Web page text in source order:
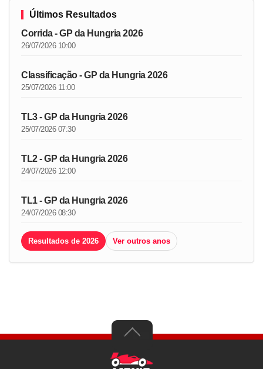
Últimos Resultados
Corrida - GP da Hungria 2026
26/07/2026 10:00
Classificação - GP da Hungria 2026
25/07/2026 11:00
TL3 - GP da Hungria 2026
25/07/2026 07:30
TL2 - GP da Hungria 2026
24/07/2026 12:00
TL1 - GP da Hungria 2026
24/07/2026 08:30
Resultados de 2026 Ver outros anos